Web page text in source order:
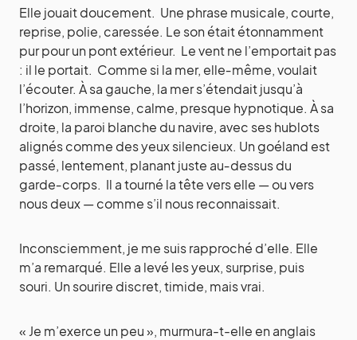
Elle jouait doucement. Une phrase musicale, courte,
reprise, polie, caressée. Le son était étonnamment
pur pour un pont extérieur. Le vent ne l’emportait pas
: il le portait. Comme si la mer, elle‑même, voulait
l’écouter. À sa gauche, la mer s’étendait jusqu’à
l’horizon, immense, calme, presque hypnotique. À sa
droite, la paroi blanche du navire, avec ses hublots
alignés comme des yeux silencieux. Un goéland est
passé, lentement, planant juste au‑dessus du
garde‑corps. Il a tourné la tête vers elle — ou vers
nous deux — comme s’il nous reconnaissait.
Inconsciemment, je me suis rapproché d’elle. Elle
m’a remarqué. Elle a levé les yeux, surprise, puis
souri. Un sourire discret, timide, mais vrai.
« Je m’exerce un peu », murmura-t-elle en anglais